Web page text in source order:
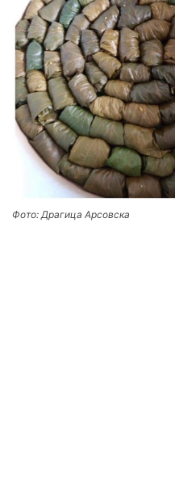
Фото: Драгица Арсовска